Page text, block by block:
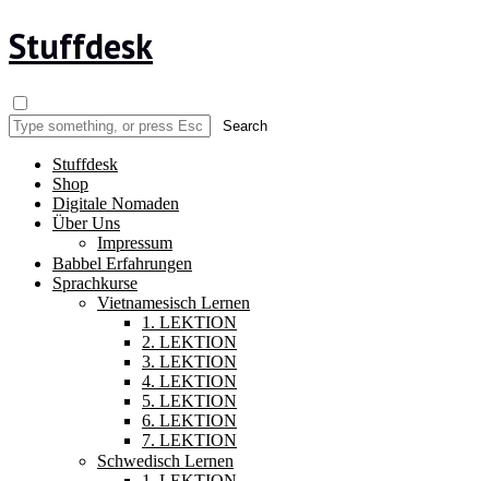
Stuffdesk
Stuffdesk
Shop
Digitale Nomaden
Über Uns
Impressum
Babbel Erfahrungen
Sprachkurse
Vietnamesisch Lernen
1. LEKTION
2. LEKTION
3. LEKTION
4. LEKTION
5. LEKTION
6. LEKTION
7. LEKTION
Schwedisch Lernen